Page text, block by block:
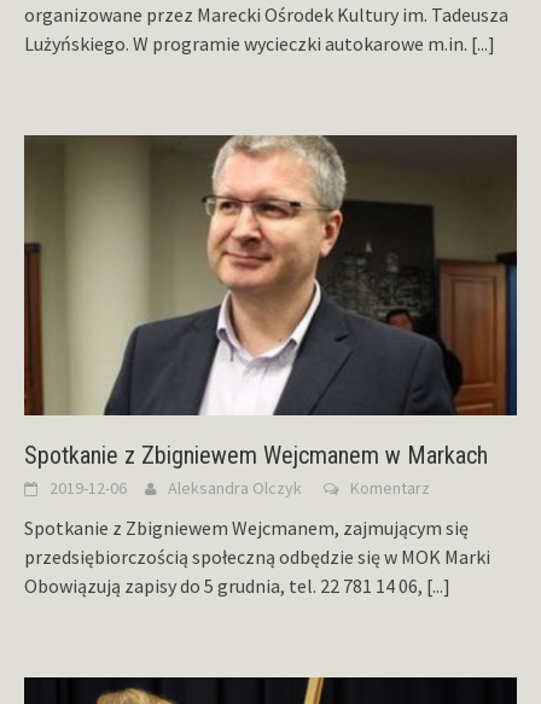
organizowane przez Marecki Ośrodek Kultury im. Tadeusza
Lużyńskiego. W programie wycieczki autokarowe m.in. [...]
Spotkanie z Zbigniewem Wejcmanem w Markach
2019-12-06 Aleksandra Olczyk Komentarz
Spotkanie z Zbigniewem Wejcmanem, zajmującym się
przedsiębiorczością społeczną odbędzie się w MOK Marki
Obowiązują zapisy do 5 grudnia, tel. 22 781 14 06, [...]